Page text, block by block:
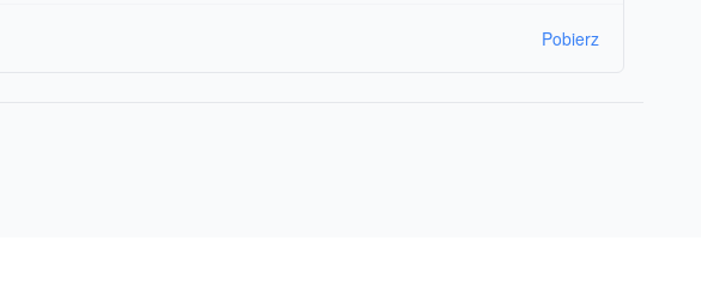
Pobierz